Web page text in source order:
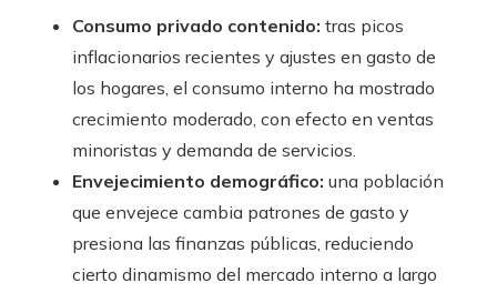
Consumo privado contenido: tras picos
inflacionarios recientes y ajustes en gasto de
los hogares, el consumo interno ha mostrado
crecimiento moderado, con efecto en ventas
minoristas y demanda de servicios.
Envejecimiento demográfico: una población
que envejece cambia patrones de gasto y
presiona las finanzas públicas, reduciendo
cierto dinamismo del mercado interno a largo